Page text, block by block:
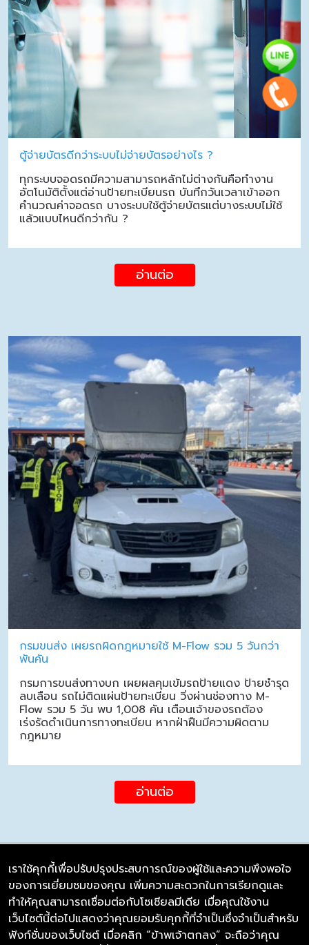
ตู้จ่ายบัตรดีกว่าระบบไม่จ่ายบัตรอย่างไร ?
ทุกระบบจอดรถมีความสามารถหลักไม่ต่างกันคือทำงาน
อัตโนมัติตั้งแต่อ่านป้ายทะเบียนรถ บันทึกวันเวลาเข้าออก
คำนวณค่าจอดรถ บางระบบใช้ตู้จ่ายบัตรแต่บางระบบไม่ใช้
แล้วแบบไหนดีกว่ากัน ?
อ่านต่อ
กรมขนส่ง เผยรถผิดกฎหมายใช้ M-Flow รวม 5 วันกว่า
พันคัน
กรมการขนส่งทางบก เผยผลคุมเข้มรถป้ายแดง ป้ายชำรุด
ลบเลือน รถไม่ติดแผ่นป้ายทะเบียน วิ่งผ่านช่องทาง M-
Flow รวม 5 วัน พบ 1,008 คัน เตือนเจ้าของรถต้อง
เร่งรัดดำเนินการทางทะเบียน หากฝ่าฝืนมีความผิดตาม
กฎหมาย
อ่านต่อ
บริษัท ซิมลิงค์ จำกัด
98/226 Bangrakyai-Baanmai Road,
Bangyai, Nonthaburi 11140
เราใช้คุกกี้เพื่อปรับปรุงประสบการณ์ของผู้ใช้และความพึงพอใจ
ของการเยี่ยมชมของคุณ เพิ่มความสะดวกในการเรียกดูและ
ทำให้คุณสามารถเชื่อมต่อกับโซเชียลมีเดีย เมื่อคุณใช้งาน
เว็บไซต์นี้ต่อไปแสดงว่าคุณยอมรับคุกกี้ที่จำเป็นซึ่งจำเป็นสำหรับ
ฟังก์ชั่นของเว็บไซต์ เมื่อคลิก “ข้าพเจ้าตกลง” จะถือว่าคุณ